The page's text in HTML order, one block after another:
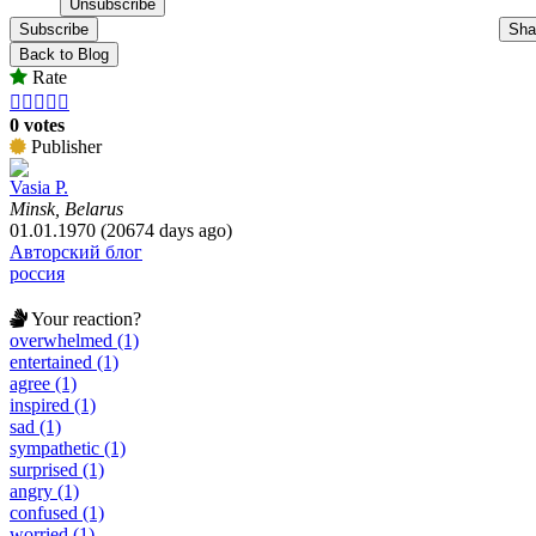
Subscribe
Back to Blog
Rate
    
0 votes
Publisher
Vasia P.
Minsk, Belarus
01.01.1970 (20674 days ago)
Авторский блог
россия
Your reaction?
overwhelmed (1)
entertained (1)
agree (1)
inspired (1)
sad (1)
sympathetic (1)
surprised (1)
angry (1)
confused (1)